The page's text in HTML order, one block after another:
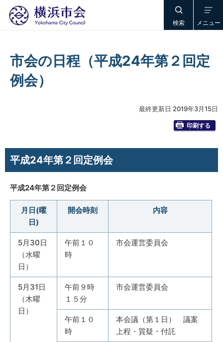
検索 メニュー
市会の日程（平成24年第２回定
例会）
最終更新日 2019年3月15日
印刷する
平成24年第２回定例会
平成24年第２回定例会
月日(曜
日)
開会時刻 内容
5月30日
（水曜
日）
午前１０
時
市会運営委員会
5月31日
（木曜
日）
午前９時
１５分
市会運営委員会
午前１０
時
本会議（第１日） 議案
上程・質疑・付託